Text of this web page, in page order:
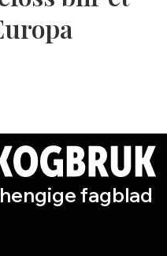
fagblad